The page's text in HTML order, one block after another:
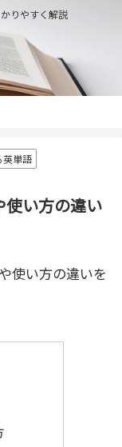
りやすく解説
英単語
使い方の違い
使い方の違いを